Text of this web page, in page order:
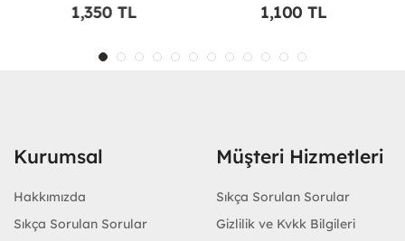
1,350 TL 1,100 TL
Kurumsal
Hakkımızda
Sıkça Sorulan Sorular
Müşteri Hizmetleri
Sıkça Sorulan Sorular
Gizlilik ve Kvkk Bilgileri